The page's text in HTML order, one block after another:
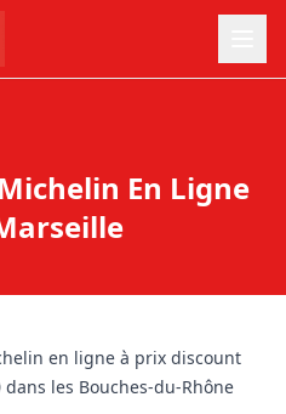
En Ligne
en ligne à prix discount
les Bouches-du-Rhône